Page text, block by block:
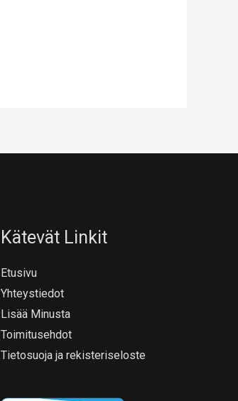
Kätevät Linkit
Etusivu
Yhteystiedot
Lisää Minusta
Toimitusehdot
Tietosuoja ja rekisteriseloste